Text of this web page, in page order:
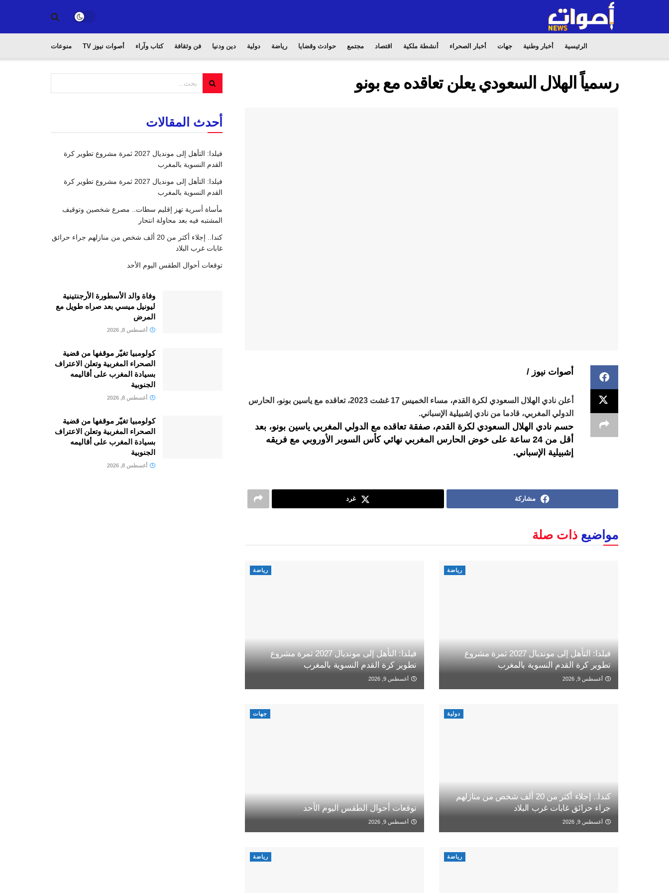
الرئيسية أخبار وطنية جهات أخبار الصحراء أنشطة ملكية اقتصاد مجتمع حوادث وقضايا رياضة دولية دين ودنيا فن وثقافة كتاب وآراء أصوات نيوز TV منوعات
رسمياً الهلال السعودي يعلن تعاقده مع بونو
أصوات نيوز /
أعلن نادي الهلال السعودي لكرة القدم، مساء الخميس 17 غشت 2023، تعاقده مع ياسين بونو، الحارس
الدولي المغربي، قادما من نادي إشبيلية الإسباني.
حسم نادي الهلال السعودي لكرة القدم، صفقة تعاقده مع الدولي المغربي ياسين بونو، بعد
أقل من 24 ساعة على خوض الحارس المغربي نهائي كأس السوبر الأوروبي مع فريقه
إشبيلية الإسباني.
مشاركة غرد
مواضيع ذات صلة
رياضة
فيلدا: التأهل إلى مونديال 2027 ثمرة مشروع
تطوير كرة القدم النسوية بالمغرب
أغسطس 9, 2026
رياضة
فيلدا: التأهل إلى مونديال 2027 ثمرة مشروع
تطوير كرة القدم النسوية بالمغرب
أغسطس 9, 2026
دولية
كندا.. إجلاء أكثر من 20 ألف شخص من منازلهم
جراء حرائق غابات غرب البلاد
أغسطس 9, 2026
جهات
توقعات أحوال الطقس اليوم الأحد
أغسطس 9, 2026
رياضة رياضة
أحدث المقالات
فيلدا: التأهل إلى مونديال 2027 ثمرة مشروع تطوير كرة
القدم النسوية بالمغرب
فيلدا: التأهل إلى مونديال 2027 ثمرة مشروع تطوير كرة
القدم النسوية بالمغرب
مأساة أسرية تهز إقليم سطات.. مصرع شخصين وتوقيف
المشتبه فيه بعد محاولة انتحار
كندا.. إجلاء أكثر من 20 ألف شخص من منازلهم جراء حرائق
غابات غرب البلاد
توقعات أحوال الطقس اليوم الأحد
وفاة والد الأسطورة الأرجنتينية
ليونيل ميسي بعد صراه طويل مع
المرض
أغسطس 8, 2026
كولومبيا تغيّر موقفها من قضية
الصحراء المغربية وتعلن الاعتراف
بسيادة المغرب على أقاليمه
الجنوبية
أغسطس 8, 2026
كولومبيا تغيّر موقفها من قضية
الصحراء المغربية وتعلن الاعتراف
بسيادة المغرب على أقاليمه
الجنوبية
أغسطس 8, 2026